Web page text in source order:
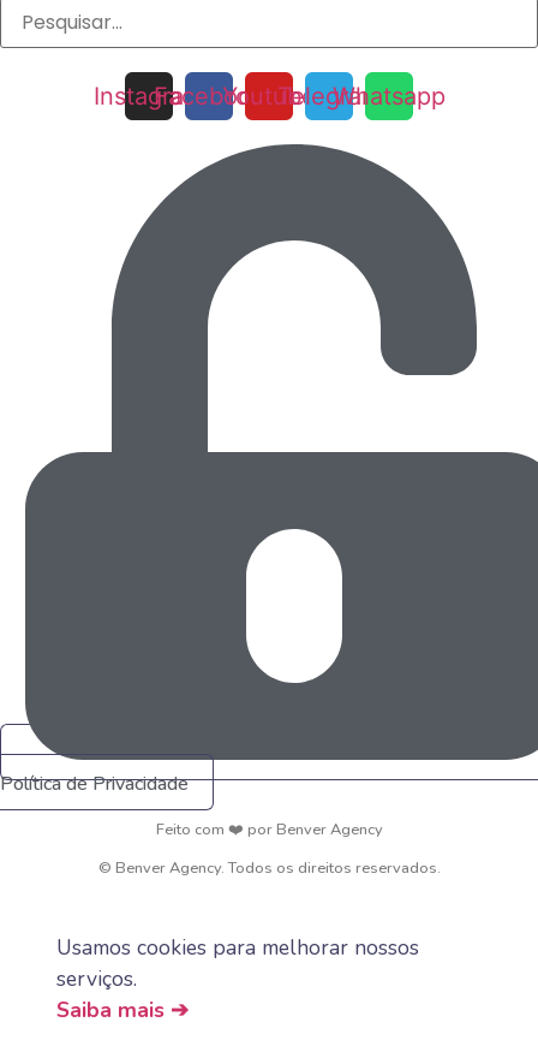
InstagramFacebookYoutubeTelegramWhatsapp
Política de Privacidade
Feito com ❤️ por Benver Agency
© Benver Agency. Todos os direitos reservados.
Usamos cookies para melhorar nossos
serviços.
Saiba mais ➔